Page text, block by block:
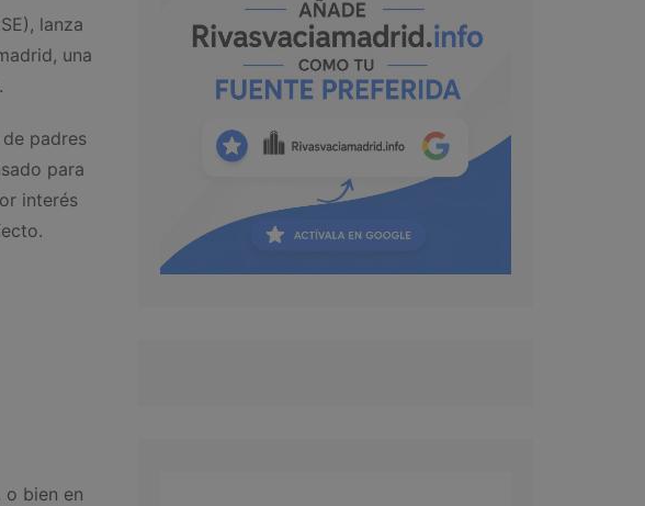
lanza
una
padres
para
interés
bien en